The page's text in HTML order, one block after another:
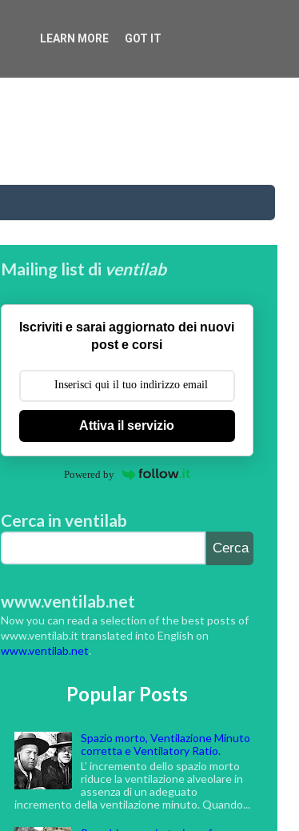
Mailing list di ventilab
Iscriviti e sarai aggiornato dei nuovi
post e corsi
Attiva il servizio
Powered by
Cerca in ventilab
www.ventilab.net
Now you can read a selection of the best posts of
www.ventilab.it translated into English on
www.ventilab.net.
Popular Posts
Spazio morto, Ventilazione Minuto
corretta e Ventilatory Ratio.
L’ incremento dello spazio morto
riduce la ventilazione alveolare in
assenza di un adeguato
incremento della ventilazione minuto. Quando...
LEARN MORE GOT IT